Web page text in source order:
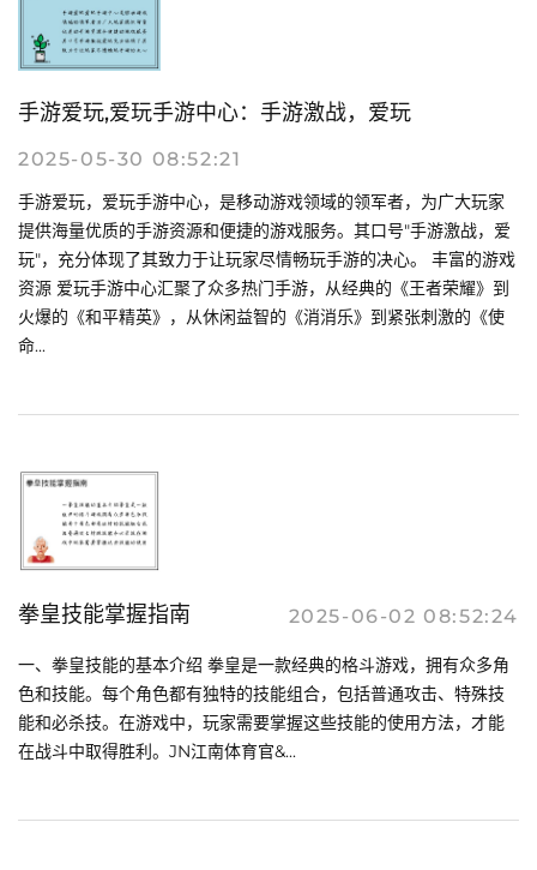
手游爱玩,爱玩手游中心：手游激战，爱玩
2025-05-30 08:52:21
手游爱玩，爱玩手游中心，是移动游戏领域的领军者，为广大玩家
提供海量优质的手游资源和便捷的游戏服务。其口号"手游激战，爱
玩"，充分体现了其致力于让玩家尽情畅玩手游的决心。 丰富的游戏
资源 爱玩手游中心汇聚了众多热门手游，从经典的《王者荣耀》到
火爆的《和平精英》，从休闲益智的《消消乐》到紧张刺激的《使
命...
拳皇技能掌握指南 2025-06-02 08:52:24
一、拳皇技能的基本介绍 拳皇是一款经典的格斗游戏，拥有众多角
色和技能。每个角色都有独特的技能组合，包括普通攻击、特殊技
能和必杀技。在游戏中，玩家需要掌握这些技能的使用方法，才能
在战斗中取得胜利。JN江南体育官&...